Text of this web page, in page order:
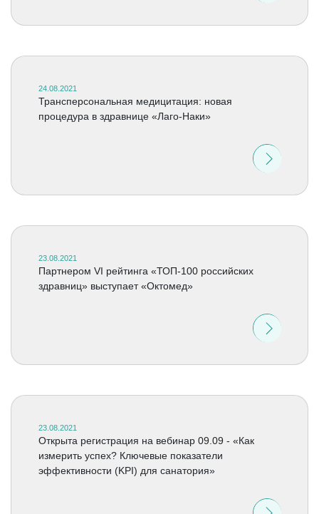
24.08.2021
Трансперсональная медицитация: новая
процедура в здравнице «Лаго-Наки»
23.08.2021
Партнером VI рейтинга «ТОП-100 российских
здравниц» выступает «Октомед»
23.08.2021
Открыта регистрация на вебинар 09.09 - «Как
измерить успех? Ключевые показатели
эффективности (KPI) для санатория»